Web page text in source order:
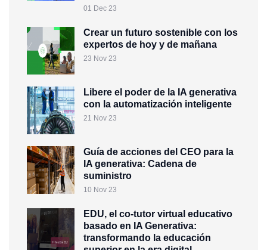
01 Dec 23
Crear un futuro sostenible con los
expertos de hoy y de mañana
23 Nov 23
Libere el poder de la IA generativa
con la automatización inteligente
21 Nov 23
Guía de acciones del CEO para la
IA generativa: Cadena de
suministro
10 Nov 23
EDU, el co-tutor virtual educativo
basado en IA Generativa:
transformando la educación